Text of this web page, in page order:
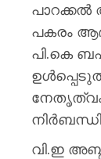
പാറക്കൽ
പകരം
പി.കെ
വി.ഇ